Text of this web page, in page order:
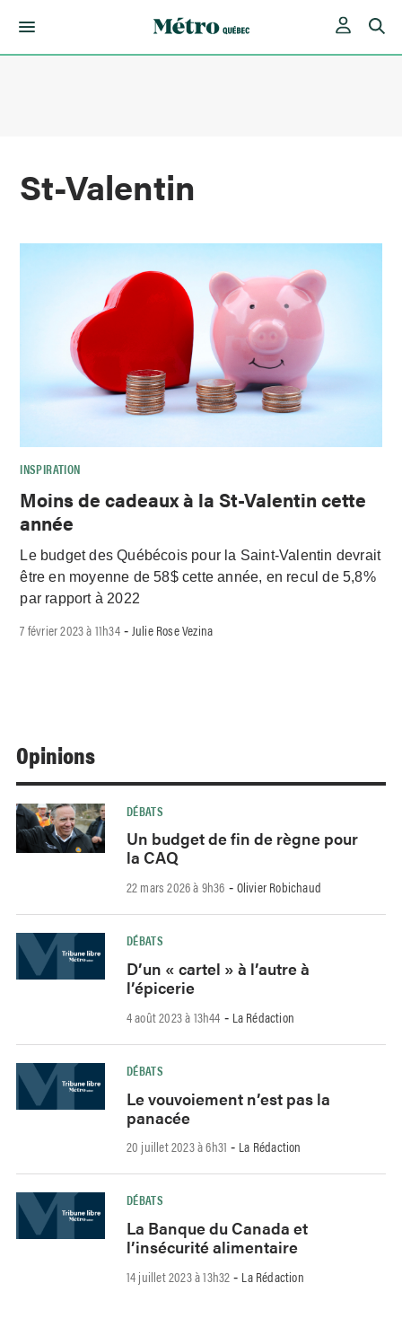
St-Valentin
INSPIRATION
Moins de cadeaux à la St-Valentin cette
année
Le budget des Québécois pour la Saint-Valentin devrait
être en moyenne de 58$ cette année, en recul de 5,8%
par rapport à 2022
7 février 2023 à 11h34- Julie Rose Vezina
Opinions
DÉBATS
Un budget de fin de règne pour
la CAQ
22 mars 2026 à 9h36 - Olivier Robichaud
DÉBATS
D’un « cartel » à l’autre à
l’épicerie
4 août 2023 à 13h44 - La Rédaction
DÉBATS
Le vouvoiement n’est pas la
panacée
20 juillet 2023 à 6h31 - La Rédaction
DÉBATS
La Banque du Canada et
l’insécurité alimentaire
14 juillet 2023 à 13h32 - La Rédaction